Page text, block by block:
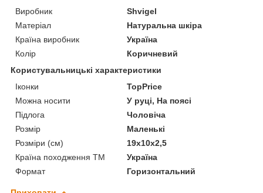
Виробник
Shvigel
Матеріал
Натуральна шкіра
Країна виробник
Україна
Колір
Коричневий
Користувальницькі характеристики
Іконки
TopPrice
Можна носити
У руці, На поясі
Підлога
Чоловіча
Розмір
Маленькі
Розміри (см)
19х10х2,5
Країна походження ТМ
Україна
Формат
Горизонтальний